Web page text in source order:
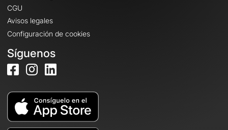
CGU
Avisos legales
Configuración de cookies
Síguenos